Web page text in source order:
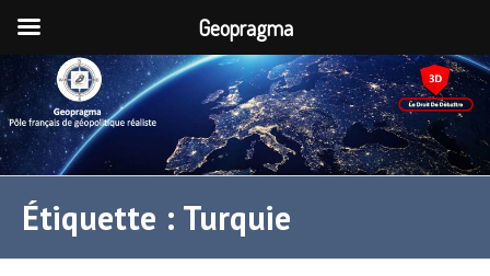
Étiquette : Turquie
Geopragma